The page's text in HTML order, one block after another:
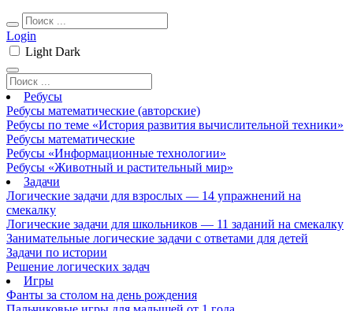
Login
Light Dark
Ребусы
Ребусы математические (авторские)
Ребусы по теме «История развития вычислительной техники»
Ребусы математические
Ребусы «Информационные технологии»
Ребусы «Животный и растительный мир»
Задачи
Логические задачи для взрослых — 14 упражнений на
смекалку
Логические задачи для школьников — 11 заданий на смекалку
Занимательные логические задачи с ответами для детей
Задачи по истории
Решение логических задач
Игры
Фанты за столом на день рождения